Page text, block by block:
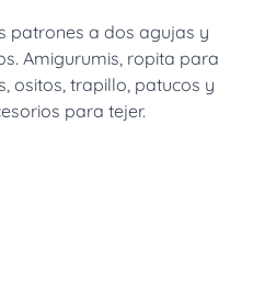
patrones a dos agujas y
Amigurumis, ropita para
ositos, trapillo, patucos y
para tejer.